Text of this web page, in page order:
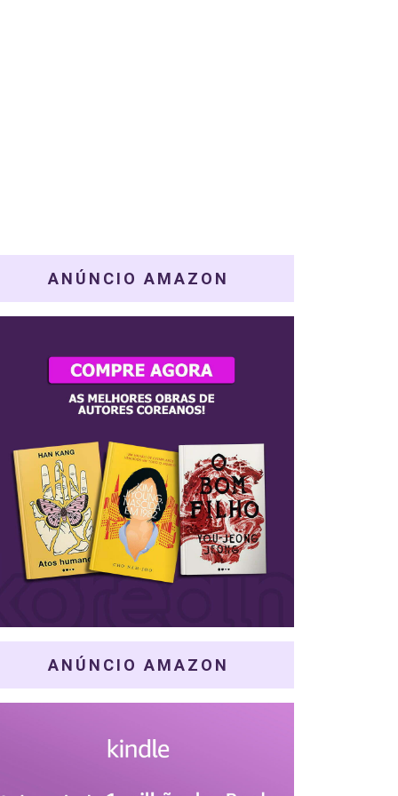
ANÚNCIO AMAZON
ANÚNCIO AMAZON